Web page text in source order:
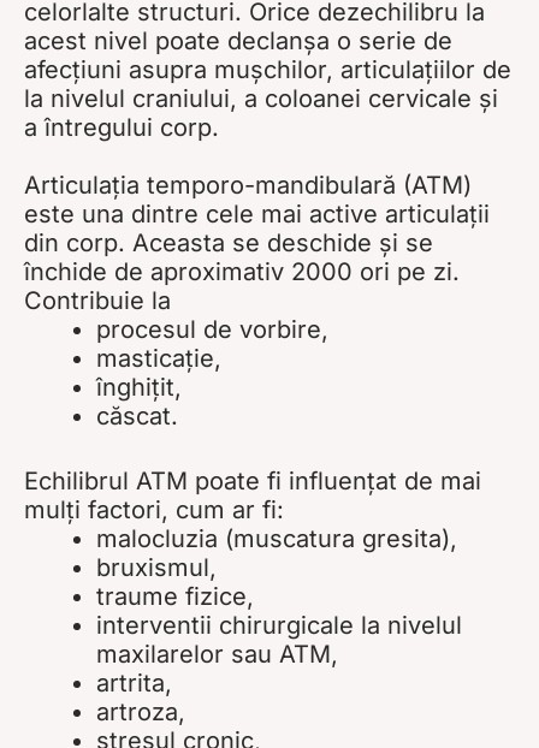
celorlalte structuri. Orice dezechilibru la
acest nivel poate declanșa o serie de
afecțiuni asupra mușchilor, articulațiilor de
la nivelul craniului, a coloanei cervicale și
a întregului corp.
Articulația temporo-mandibulară (ATM)
este una dintre cele mai active articulații
din corp. Aceasta se deschide și se
închide de aproximativ 2000 ori pe zi.
Contribuie la
procesul de vorbire,
masticație,
înghițit,
căscat.
Echilibrul ATM poate fi influențat de mai
mulți factori, cum ar fi:
malocluzia (muscatura gresita),
bruxismul,
traume fizice,
interventii chirurgicale la nivelul
maxilarelor sau ATM,
artrita,
artroza,
stresul cronic,